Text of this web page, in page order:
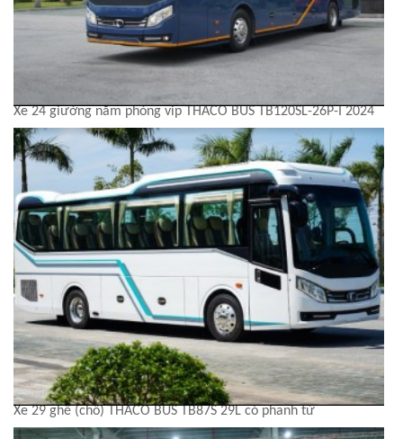
Xe 24 giường nằm phòng vip THACO BUS TB120SL-26P-I 2024
Xe 29 ghế (chỗ) THACO BUS TB87S 29L có phanh từ